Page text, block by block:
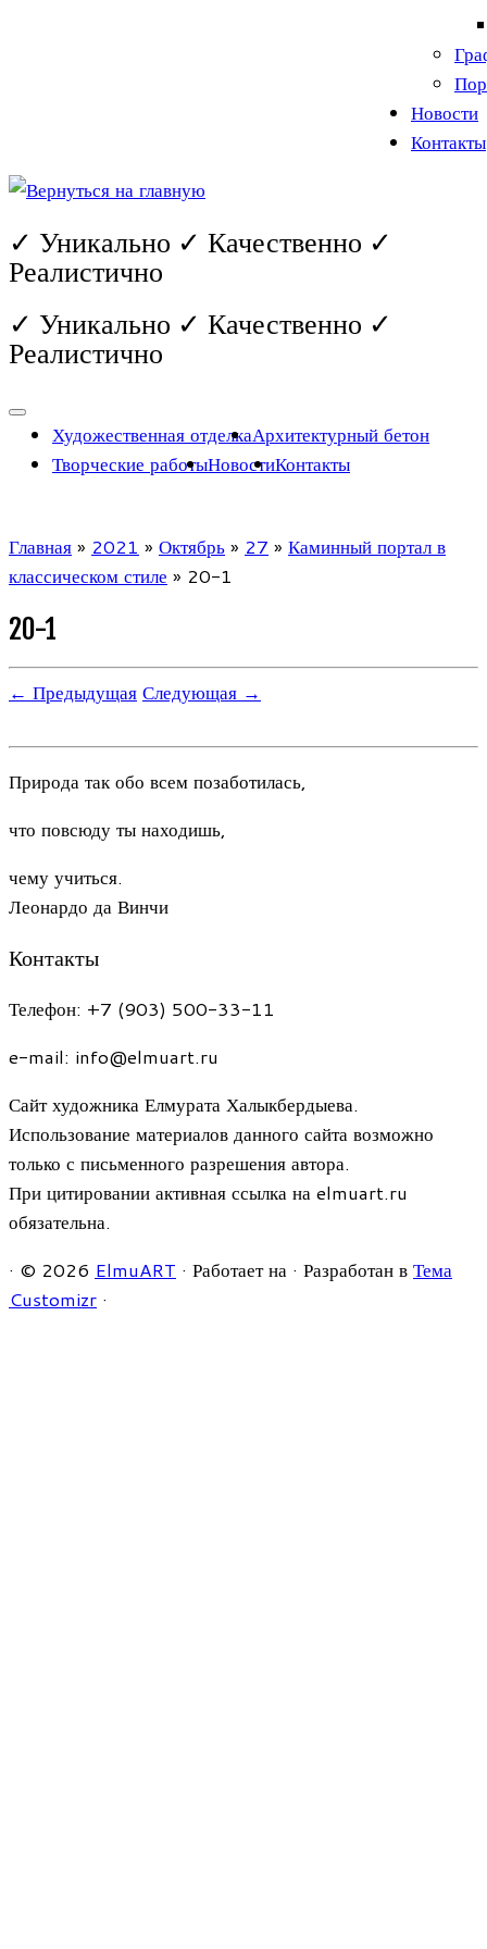
Новости
Контакты
✓ Уникально ✓ Качественно ✓
Реалистично
✓ Уникально ✓ Качественно ✓
Реалистично
Художественная отделкаАрхитектурный бетон
Творческие работыНовостиКонтакты
Главная » 2021 » Октябрь » 27 » Каминный портал в
классическом стиле » 20-1
20-1
← Предыдущая Следующая →
Природа так обо всем позаботилась,
что повсюду ты находишь,
чему учиться.
Леонардо да Винчи
Контакты
Телефон: +7 (903) 500-33-11
e-mail: info@elmuart.ru
Сайт художника Елмурата Халыкбердыева.
Использование материалов данного сайта возможно
только с письменного разрешения автора.
При цитировании активная ссылка на elmuart.ru
обязательна.
· © 2026 ElmuART · Работает на · Разработан в Тема
Customizr ·